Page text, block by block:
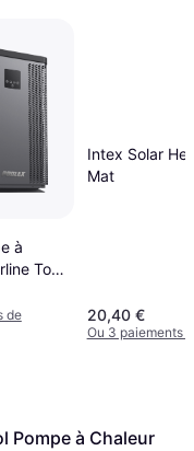
à
Top
de
Intex Solar
Mat
20,40 €
Ou 3 paiements
Pompe à Chaleur